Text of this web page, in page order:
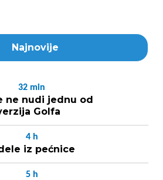
Najnovije
32 min
ne nudi jednu od
Golfa
4 h
iz pećnice
5 h